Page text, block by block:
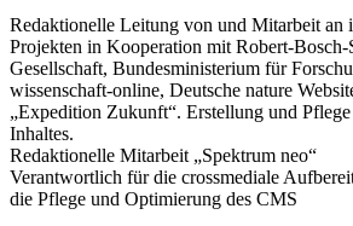
Redaktionelle Leitung von und Mitarbeit an
Projekten in Kooperation mit Robert-
Gesellschaft, Bundesministerium für
wissenschaft-online, Deutsche nature
„Expedition Zukunft“. Erstellung und
Inhaltes.
Redaktionelle Mitarbeit „Spektrum neo“
Verantwortlich für die crossmediale
die Pflege und Optimierung des CMS